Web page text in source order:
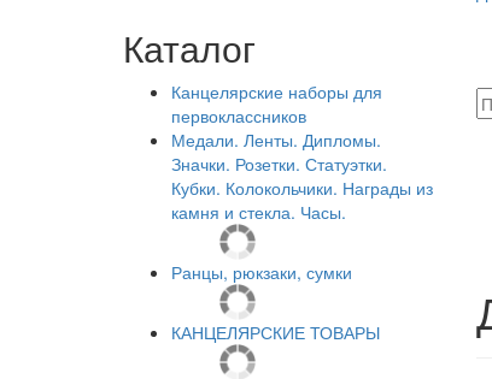
Каталог
Канцелярские наборы для
первоклассников
Медали. Ленты. Дипломы.
Значки. Розетки. Статуэтки.
Кубки. Колокольчики. Награды из
камня и стекла. Часы.
Ранцы, рюкзаки, сумки
КАНЦЕЛЯРСКИЕ ТОВАРЫ